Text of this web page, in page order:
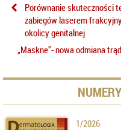
Porównanie skuteczności
zabiegów laserem
okolicy genitalnej
„Maskne”- nowa odmiana
1/2026